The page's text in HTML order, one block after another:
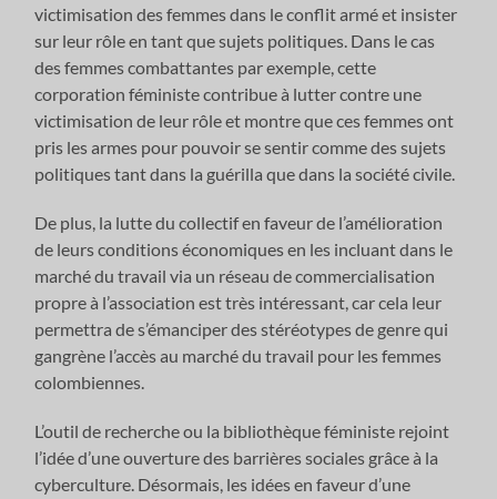
victimisation des femmes dans le conflit armé et insister
sur leur rôle en tant que sujets politiques. Dans le cas
des femmes combattantes par exemple, cette
corporation féministe contribue à lutter contre une
victimisation de leur rôle et montre que ces femmes ont
pris les armes pour pouvoir se sentir comme des sujets
politiques tant dans la guérilla que dans la société civile.
De plus, la lutte du collectif en faveur de l’amélioration
de leurs conditions économiques en les incluant dans le
marché du travail via un réseau de commercialisation
propre à l’association est très intéressant, car cela leur
permettra de s’émanciper des stéréotypes de genre qui
gangrène l’accès au marché du travail pour les femmes
colombiennes.
L’outil de recherche ou la bibliothèque féministe rejoint
l’idée d’une ouverture des barrières sociales grâce à la
cyberculture. Désormais, les idées en faveur d’une